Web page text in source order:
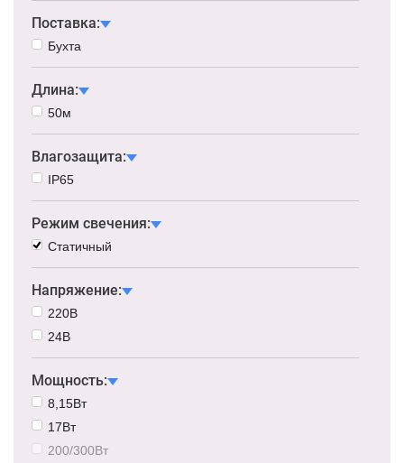
Поставка:
Бухта
Длина:
50м
Влагозащита:
IP65
Режим свечения:
Статичный
Напряжение:
220В
24В
Мощность:
8,15Вт
17Вт
200/300Вт